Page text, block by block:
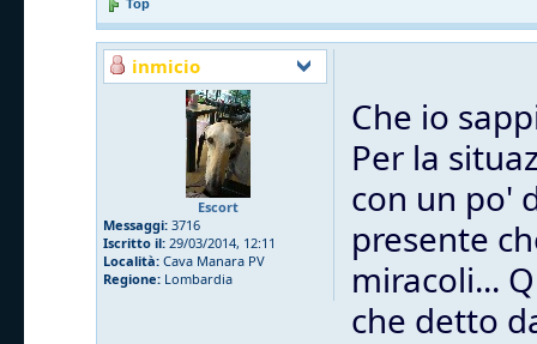
Top
inmicio
Escort
Messaggi: 3716
Iscritto il: 29/03/2014, 12:11
Località: Cava Manara PV
Regione: Lombardia
Che io
Per la
con un po'
presente
miracoli...
che detto